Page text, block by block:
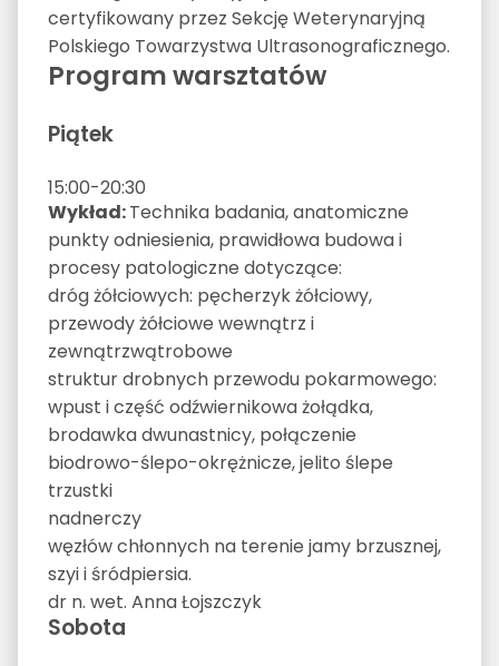
certyfikowany przez Sekcję Weterynaryjną
Polskiego Towarzystwa Ultrasonograficznego.
Program warsztatów
Piątek
15:00-20:30
Wykład:Technika badania, anatomiczne
punkty odniesienia, prawidłowa budowa i
procesy patologiczne dotyczące:
dróg żółciowych: pęcherzyk żółciowy,
przewody żółciowe wewnątrz i
zewnątrzwątrobowe
struktur drobnych przewodu pokarmowego:
wpust i część odźwiernikowa żołądka,
brodawka dwunastnicy, połączenie
biodrowo-ślepo-okrężnicze, jelito ślepe
trzustki
nadnerczy
węzłów chłonnych na terenie jamy brzusznej,
szyi i śródpiersia.
dr n. wet. Anna Łojszczyk
Sobota